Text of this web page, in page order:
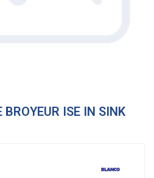
ISE IN SINK